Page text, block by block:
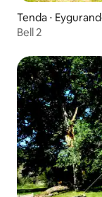
Tenda ⋅
Bell 2